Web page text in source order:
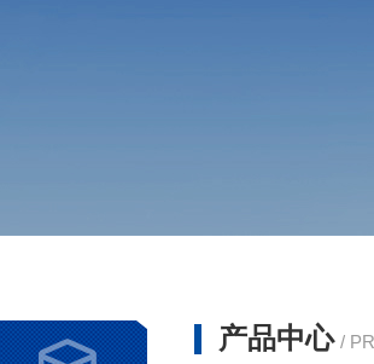
产品中心 /